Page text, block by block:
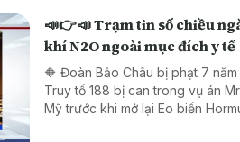
📣👉📣 Trạm tin số chiều
khí N2O ngoài mục đích y tế
🔶 Đoàn Bảo Châu bị phạt 7
Truy tố 188 bị can trong vụ án
Mỹ trước khi mở lại Eo biển